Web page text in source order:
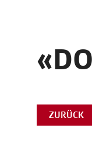
ZURÜCK